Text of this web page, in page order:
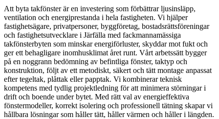
Att byta takfönster är en investering som förbättrar ljusinsläpp,
ventilation och energiprestanda i hela fastigheten. Vi hjälper
fastighetsägare, privatpersoner, byggföretag, bostadsrättsföreningar
och fastighetsutvecklare i Järfälla med fackmannamässiga
takfönsterbyten som minskar energiförluster, skyddar mot fukt och
ger ett behagligare inomhusklimat året runt. Vårt arbetssätt bygger
på en noggrann bedömning av befintliga fönster, taktyp och
konstruktion, följt av ett metodiskt, säkert och tätt montage anpassat
efter tegeltak, plåttak eller papptak. Vi kombinerar teknisk
kompetens med tydlig projektledning för att minimera störningar i
drift och boende under bytet. Med rätt val av energieffektiva
fönstermodeller, korrekt isolering och professionell tätning skapar vi
hållbara lösningar som håller tätt, håller värmen och håller i längden.